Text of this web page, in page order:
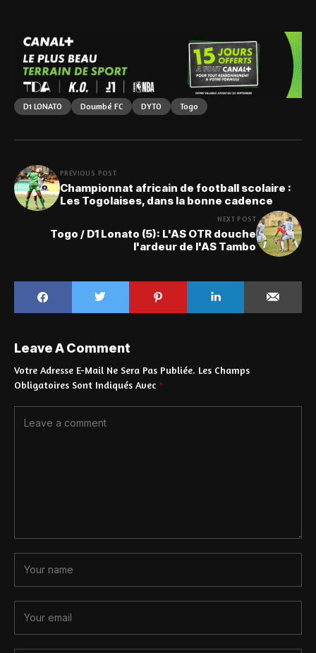
D1 LONATO Doumbé FC DYTO Togo
PREVIOUS POST
Championnat africain de football scolaire :
Les Togolaises, dans la bonne cadence
NEXT POST
Togo / D1 Lonato (5): L'AS OTR douche
l'ardeur de l'AS Tambo
Leave A Comment
Votre Adresse E-Mail Ne Sera Pas Publiée. Les Champs
Obligatoires Sont Indiqués Avec *